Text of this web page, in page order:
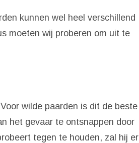
kunnen wel heel verschillend
moeten wij proberen om uit te
wilde paarden is dit de beste
het gevaar te ontsnappen door
tegen te houden, zal hij er